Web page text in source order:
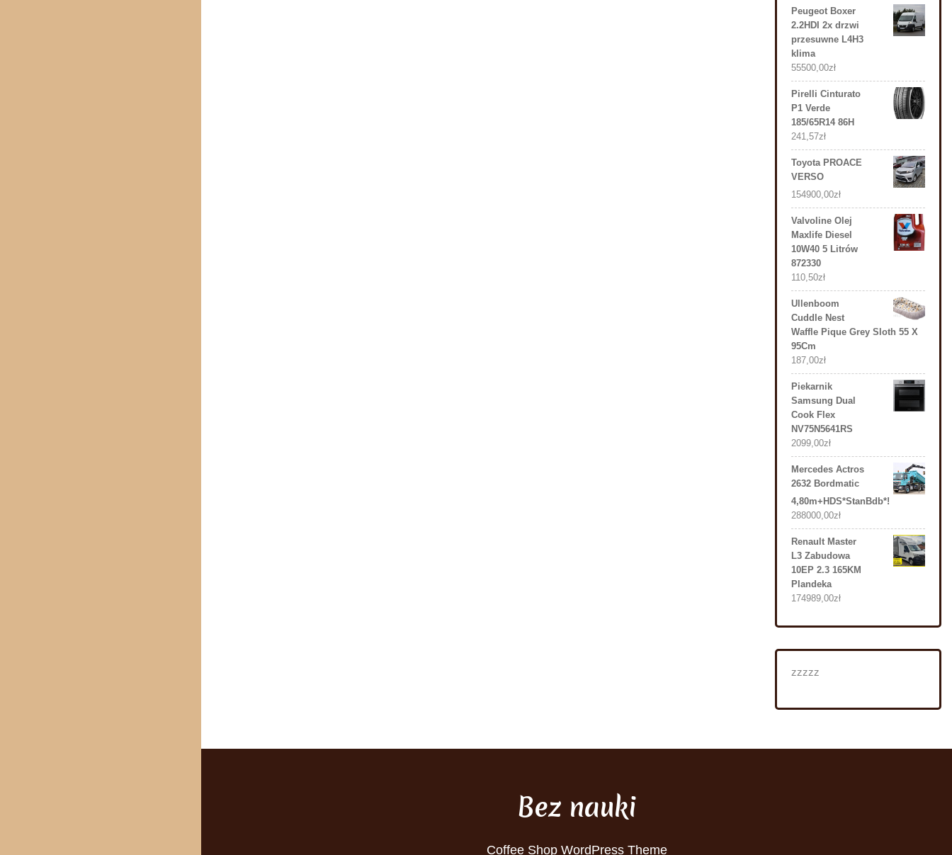
Peugeot Boxer
2.2HDI 2x drzwi
przesuwne L4H3
klima
55500,00zł
Pirelli Cinturato
P1 Verde
185/65R14 86H
241,57zł
Toyota PROACE
VERSO
154900,00zł
Valvoline Olej
Maxlife Diesel
10W40 5 Litrów
872330
110,50zł
Ullenboom
Cuddle Nest
Waffle Pique Grey Sloth 55 X
95Cm
187,00zł
Piekarnik
Samsung Dual
Cook Flex
NV75N5641RS
2099,00zł
Mercedes Actros
2632 Bordmatic
4,80m+HDS*StanBdb*!
288000,00zł
Renault Master
L3 Zabudowa
10EP 2.3 165KM
Plandeka
174989,00zł
zzzzz
Bez nauki
Coffee Shop WordPress Theme